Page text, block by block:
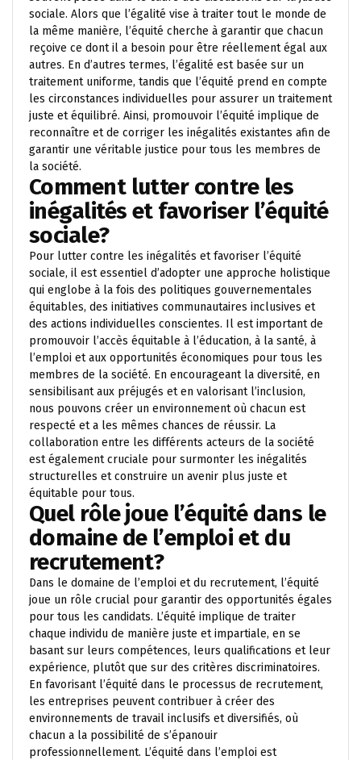
sociale. Alors que l’égalité vise à traiter tout le monde de
la même manière, l’équité cherche à garantir que chacun
reçoive ce dont il a besoin pour être réellement égal aux
autres. En d’autres termes, l’égalité est basée sur un
traitement uniforme, tandis que l’équité prend en compte
les circonstances individuelles pour assurer un traitement
juste et équilibré. Ainsi, promouvoir l’équité implique de
reconnaître et de corriger les inégalités existantes afin de
garantir une véritable justice pour tous les membres de
la société.
Comment lutter contre les
inégalités et favoriser l’équité
sociale?
Pour lutter contre les inégalités et favoriser l’équité
sociale, il est essentiel d’adopter une approche holistique
qui englobe à la fois des politiques gouvernementales
équitables, des initiatives communautaires inclusives et
des actions individuelles conscientes. Il est important de
promouvoir l’accès équitable à l’éducation, à la santé, à
l’emploi et aux opportunités économiques pour tous les
membres de la société. En encourageant la diversité, en
sensibilisant aux préjugés et en valorisant l’inclusion,
nous pouvons créer un environnement où chacun est
respecté et a les mêmes chances de réussir. La
collaboration entre les différents acteurs de la société
est également cruciale pour surmonter les inégalités
structurelles et construire un avenir plus juste et
équitable pour tous.
Quel rôle joue l’équité dans le
domaine de l’emploi et du
recrutement?
Dans le domaine de l’emploi et du recrutement, l’équité
joue un rôle crucial pour garantir des opportunités égales
pour tous les candidats. L’équité implique de traiter
chaque individu de manière juste et impartiale, en se
basant sur leurs compétences, leurs qualifications et leur
expérience, plutôt que sur des critères discriminatoires.
En favorisant l’équité dans le processus de recrutement,
les entreprises peuvent contribuer à créer des
environnements de travail inclusifs et diversifiés, où
chacun a la possibilité de s’épanouir
professionnellement. L’équité dans l’emploi est